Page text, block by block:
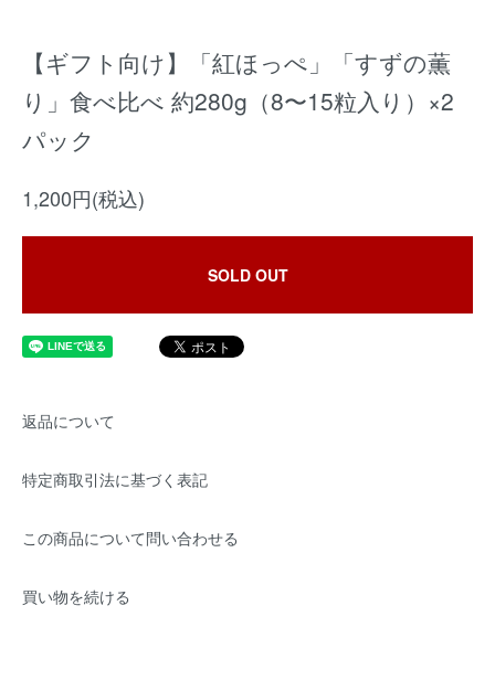
【ギフト向け】「紅ほっぺ」「すずの薫
り」食べ比べ 約280g（8〜15粒入り）×2
パック
1,200円(税込)
SOLD OUT
返品について
特定商取引法に基づく表記
この商品について問い合わせる
買い物を続ける